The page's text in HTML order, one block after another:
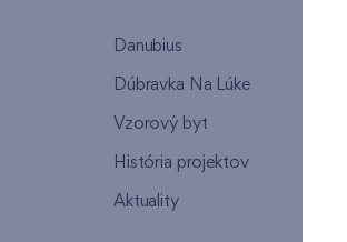
Danubius
Dúbravka Na Lúke
Vzorový byt
História projektov
Aktuality